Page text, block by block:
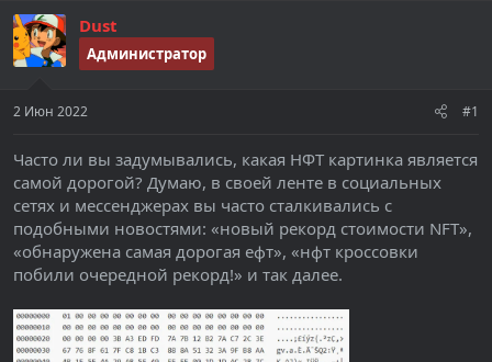
е
м
ы
а
л
а
Dust
Администратор
2 Июн 2022 #1
Часто ли вы задумывались, какая НФТ картинка является
самой дорогой? Думаю, в своей ленте в социальных
сетях и мессенджерах вы часто сталкивались с
подобными новостями: «новый рекорд стоимости NFT»,
«обнаружена самая дорогая ефт», «нфт кроссовки
побили очередной рекорд!» и так далее.